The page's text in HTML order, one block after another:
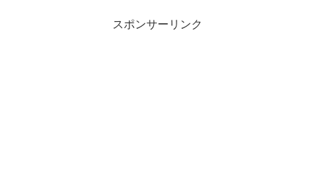
スポンサーリンク